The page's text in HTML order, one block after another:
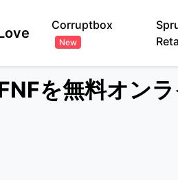
Corruptbox
New
を無料オン